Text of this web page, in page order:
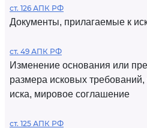
ст. 126 АПК РФ
Документы, прилагаемые к
ст. 49 АПК РФ
Изменение основания или
размера исковых требований,
иска, мировое соглашение
ст. 125 АПК РФ